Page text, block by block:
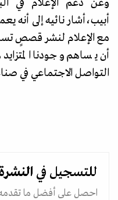
وعن دعم الإعلام في
أبيب، أشار نائيه إلى أنه
مع الإعلام لنشر قصصٍ
أن يساهم وجودنا
التواصل الاجتماعي في
للتسجيل في
احصل على أفضل ما تقدمه